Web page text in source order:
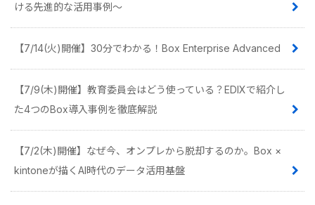
ける先進的な活用事例〜
【7/14(火)開催】30分でわかる！Box Enterprise Advanced
【7/9(木)開催】教育委員会はどう使っている？EDIXで紹介し
た4つのBox導入事例を徹底解説
【7/2(木)開催】なぜ今、オンプレから脱却するのか。Box ×
kintoneが描くAI時代のデータ活用基盤